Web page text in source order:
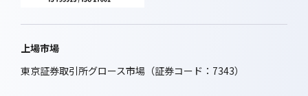
上場市場
東京証券取引所グロース市場（証券コード：7343）